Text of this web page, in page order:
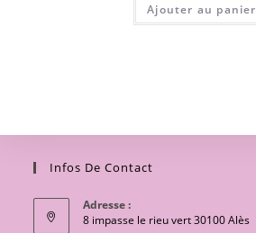
Ajouter au panier
Infos De Contact
Adresse :
8 impasse le rieu vert 30100 Alès